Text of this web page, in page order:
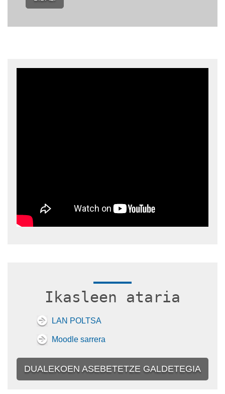
Ikasleen ataria
LAN POLTSA
Moodle sarrera
DUALEKOEN ASEBETETZE GALDETEGIA